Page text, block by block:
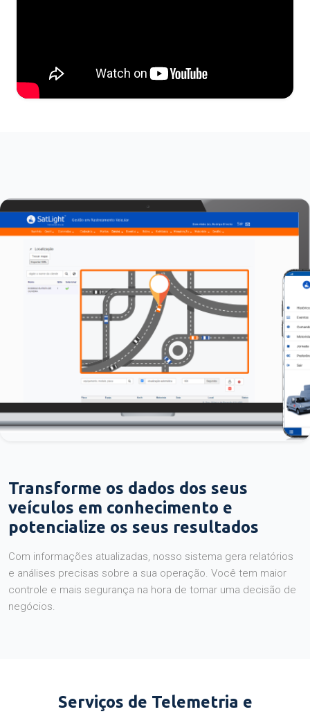
Transforme os dados dos seus
veículos em conhecimento e
potencialize os seus resultados
Com informações atualizadas, nosso sistema gera relatórios
e análises precisas sobre a sua operação. Você tem maior
controle e mais segurança na hora de tomar uma decisão de
negócios.
Serviços de Telemetria e